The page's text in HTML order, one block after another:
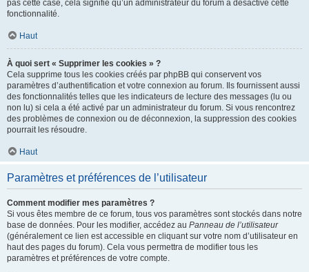
pas cette case, cela signifie qu’un administrateur du forum a désactivé cette
fonctionnalité.
Haut
À quoi sert « Supprimer les cookies » ?
Cela supprime tous les cookies créés par phpBB qui conservent vos
paramètres d’authentification et votre connexion au forum. Ils fournissent aussi
des fonctionnalités telles que les indicateurs de lecture des messages (lu ou
non lu) si cela a été activé par un administrateur du forum. Si vous rencontrez
des problèmes de connexion ou de déconnexion, la suppression des cookies
pourrait les résoudre.
Haut
Paramètres et préférences de l’utilisateur
Comment modifier mes paramètres ?
Si vous êtes membre de ce forum, tous vos paramètres sont stockés dans notre
base de données. Pour les modifier, accédez au Panneau de l’utilisateur
(généralement ce lien est accessible en cliquant sur votre nom d’utilisateur en
haut des pages du forum). Cela vous permettra de modifier tous les
paramètres et préférences de votre compte.